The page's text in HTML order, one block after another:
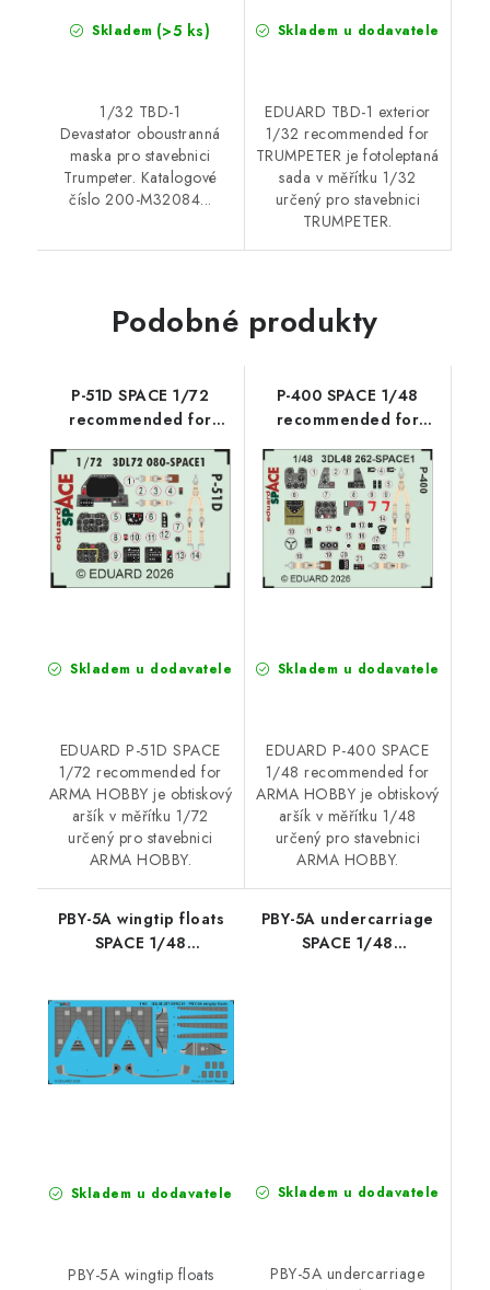
Skladem (>5 ks)
1/32 TBD-1
Devastator oboustranná
maska pro stavebnici
Trumpeter. Katalogové
číslo 200-M32084...
Skladem u dodavatele
EDUARD TBD-1 exterior
1/32 recommended for
TRUMPETER je fotoleptaná
sada v měřítku 1/32
určený pro stavebnici
TRUMPETER.
Podobné produkty
P-51D SPACE 1/72
recommended for
ARMA HOBBY
Skladem u dodavatele
EDUARD P-51D SPACE
1/72 recommended for
ARMA HOBBY je obtiskový
aršík v měřítku 1/72
určený pro stavebnici
ARMA HOBBY.
P-400 SPACE 1/48
recommended for
ARMA HOBBY
Skladem u dodavatele
EDUARD P-400 SPACE
1/48 recommended for
ARMA HOBBY je obtiskový
aršík v měřítku 1/48
určený pro stavebnici
ARMA HOBBY.
PBY-5A wingtip floats
SPACE 1/48
Skladem u dodavatele
PBY-5A wingtip floats
PBY-5A undercarriage
SPACE 1/48
Skladem u dodavatele
PBY-5A undercarriage